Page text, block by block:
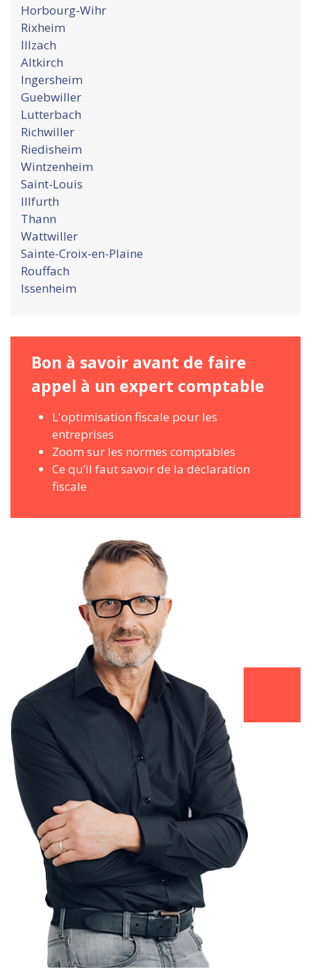
Horbourg-Wihr
Rixheim
Illzach
Altkirch
Ingersheim
Guebwiller
Lutterbach
Richwiller
Riedisheim
Wintzenheim
Saint-Louis
Illfurth
Thann
Wattwiller
Sainte-Croix-en-Plaine
Rouffach
Issenheim
Bon à savoir avant de faire
appel à un expert comptable
L'optimisation fiscale pour les
entreprises
Zoom sur les normes comptables
Ce qu’il faut savoir de la déclaration
fiscale